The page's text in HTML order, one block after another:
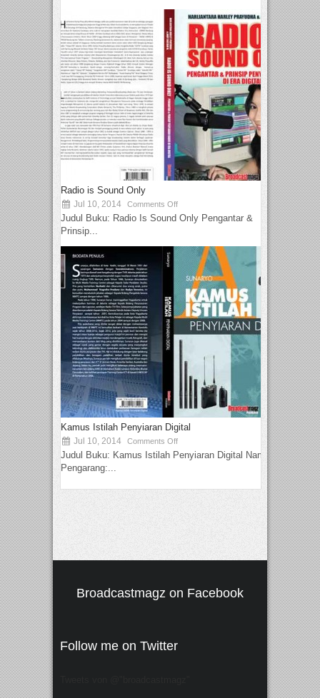
Radio is Sound Only
Jul 10, 2014 Comments Off
Judul Buku: Radio Is Sound Only Pengantar &
Prinsip...
Kamus Istilah Penyiaran Digital
Jul 10, 2014 Comments Off
Judul Buku: Kamus Istilah Penyiaran Digital Nama
Pengarang:...
Broadcastmagz on Facebook
Follow me on Twitter